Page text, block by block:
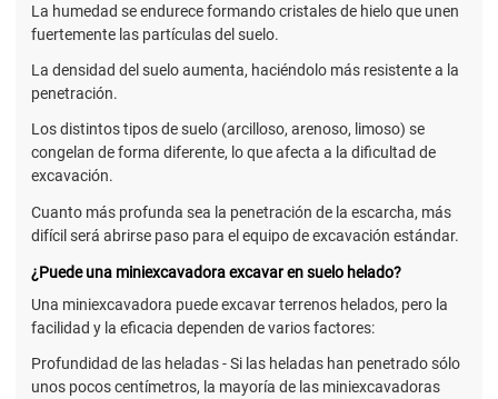
La humedad se endurece formando cristales de hielo que unen
fuertemente las partículas del suelo.
La densidad del suelo aumenta, haciéndolo más resistente a la
penetración.
Los distintos tipos de suelo (arcilloso, arenoso, limoso) se
congelan de forma diferente, lo que afecta a la dificultad de
excavación.
Cuanto más profunda sea la penetración de la escarcha, más
difícil será abrirse paso para el equipo de excavación estándar.
¿Puede una miniexcavadora excavar en suelo helado?
Una miniexcavadora puede excavar terrenos helados, pero la
facilidad y la eficacia dependen de varios factores:
Profundidad de las heladas - Si las heladas han penetrado sólo
unos pocos centímetros, la mayoría de las miniexcavadoras